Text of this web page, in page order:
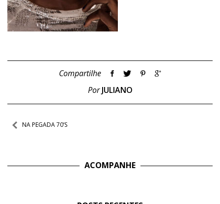
Compartilhe
PorJULIANO
Navegação
NA PEGADA 70’S
ACOMPANHE